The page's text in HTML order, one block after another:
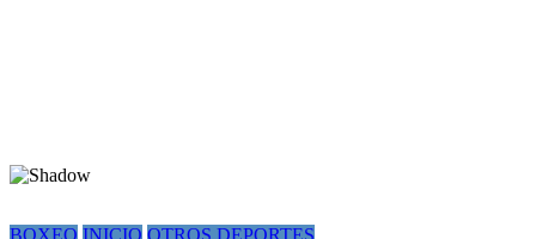
BOXEO INICIO OTROS DEPORTES